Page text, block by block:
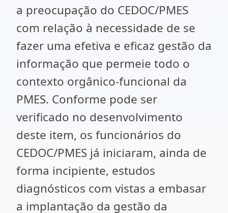
a preocupação do CEDOC/PMES
com relação à necessidade de se
fazer uma efetiva e eficaz gestão da
informação que permeie todo o
contexto orgânico-funcional da
PMES. Conforme pode ser
verificado no desenvolvimento
deste item, os funcionários do
CEDOC/PMES já iniciaram, ainda de
forma incipiente, estudos
diagnósticos com vistas a embasar
a implantação da gestão da